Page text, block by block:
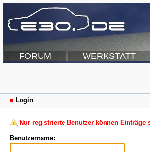
FORUM WERKSTATT
Login
Nur registrierte Benutzer können Einträge
Benutzername: